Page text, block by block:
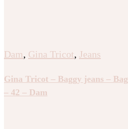
Dam, Gina Tricot, Jeans
Gina Tricot – Baggy jeans –
– 42 – Dam